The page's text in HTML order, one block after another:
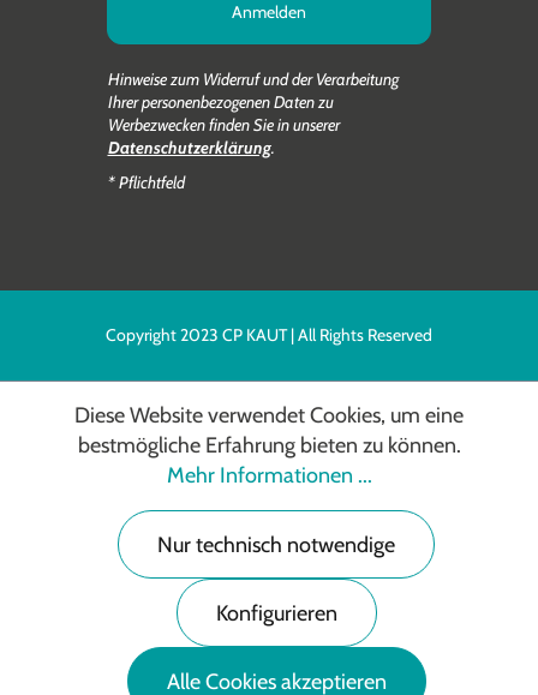
Anmelden
Hinweise zum Widerruf und der Verarbeitung
Ihrer personenbezogenen Daten zu
Werbezwecken finden Sie in unserer
Datenschutzerklärung.
* Pflichtfeld
Copyright 2023 CP KAUT | All Rights Reserved
Diese Website verwendet Cookies, um eine
bestmögliche Erfahrung bieten zu können.
Mehr Informationen ...
Nur technisch notwendige
Konfigurieren
Alle Cookies akzeptieren